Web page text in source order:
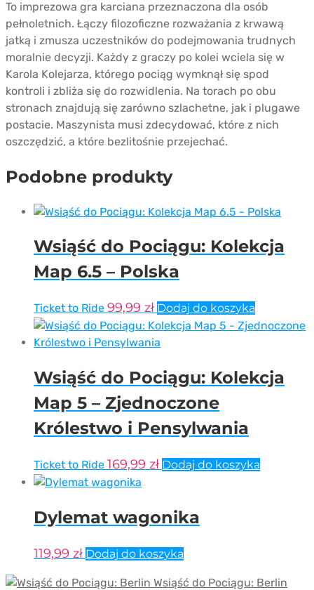
To imprezowa gra karciana przeznaczona dla osób
pełnoletnich. Łączy filozoficzne rozważania z krwawą
jatką i zmusza uczestników do podejmowania trudnych
moralnie decyzji. Każdy z graczy po kolei wciela się w
Karola Kolejarza, którego pociąg wymknął się spod
kontroli i zbliża się do rozwidlenia. Na torach po obu
stronach znajdują się zarówno szlachetne, jak i plugawe
postacie. Maszynista musi zdecydować, które z nich
oszczędzić, a które bezlitośnie przejechać.
Podobne produkty
Wsiąść do Pociągu: Kolekcja
Map 6.5 – Polska
Ticket to Ride 99,99 zł Dodaj do koszyka
Wsiąść do Pociągu: Kolekcja
Map 5 – Zjednoczone
Królestwo i Pensylwania
Ticket to Ride 169,99 zł Dodaj do koszyka
Dylemat wagonika
119,99 zł Dodaj do koszyka
Wsiąść do Pociągu: Berlin